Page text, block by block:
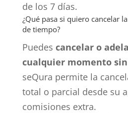
de los 7 días.
¿Qué pasa si quiero cancelar
de tiempo?
Puedes cancelar o
cualquier momento
seQura permite la
total o parcial desde su
comisiones extra.